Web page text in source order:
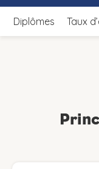
Diplômes Taux